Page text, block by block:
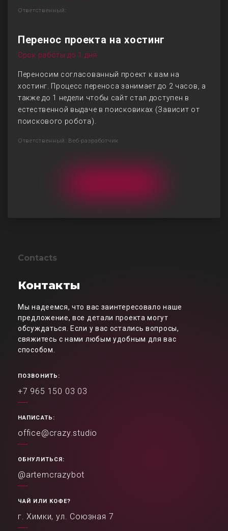
Ответственный:
Перенос проекта на хостинг
Срок работы до 1 дня
Переносим согласованный проект к вам на
хостинг. Процесс переноса занимает до 2 часов, а
также до 1 недели чтобы сайт стал доступен в
естественной выдаче в поисковиках (Зависит от
поискового робота).
Ответственный: Веб-разработчик
Contacts
Контакты
Мы надеемся, что вас заинтересовало наше
предложение, все детали проекта могут
обсуждаться. Если у вас остались вопросы,
свяжитесь с нами любым удобным для вас
способом.
ПОЗВОНИТЬ:
+7 965 150 03 03
НАПИСАТЬ:
office@crazy.studio
ОБНУЛИТЬСЯ:
@artemcrazybot
ЧАЙ ИЛИ КОФЕ?
г. Химки, ул. Союзная 7